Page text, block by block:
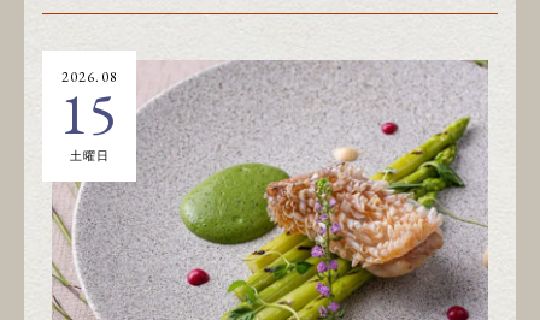
2026.08
15
土曜日